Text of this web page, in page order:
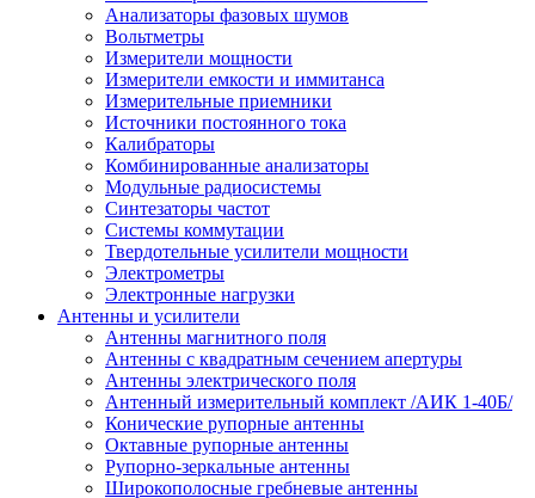
Анализаторы фазовых шумов
Вольтметры
Измерители мощности
Измерители емкости и иммитанса
Измерительные приемники
Источники постоянного тока
Калибраторы
Комбинированные анализаторы
Модульные радиосистемы
Синтезаторы частот
Системы коммутации
Твердотельные усилители мощности
Электрометры
Электронные нагрузки
Антенны и усилители
Антенны магнитного поля
Антенны с квадратным сечением апертуры
Антенны электрического поля
Антенный измерительный комплект /АИК 1-40Б/
Конические рупорные антенны
Октавные рупорные антенны
Рупорно-зеркальные антенны
Широкополосные гребневые антенны